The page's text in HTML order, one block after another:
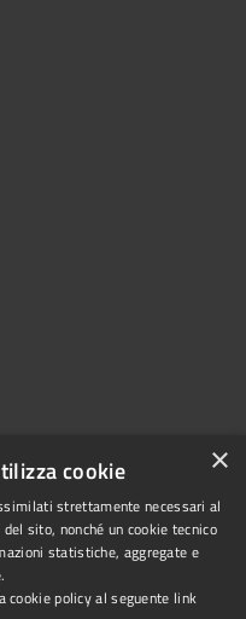
Copyright © 2026 • Comune di
Montoro • Powered by
×
cookie
strettamente necessari al
sito, nonché un cookie tecnico
statistiche, aggregate e
cookie policy al seguente link